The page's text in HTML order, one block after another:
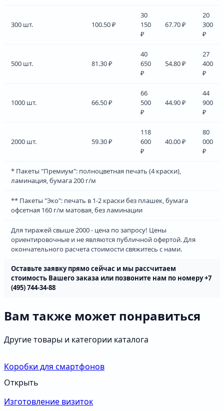
300 шт. 100.50 ₽
30
150
₽
67.70 ₽
20
300
₽
500 шт. 81.30 ₽
40
650
₽
54.80 ₽
27
400
₽
1000 шт. 66.50 ₽
66
500
₽
44.90 ₽
44
900
₽
2000 шт. 59.30 ₽
118
600
₽
40.00 ₽
80
000
₽
* Пакеты "Премиум": полноцветная печать (4 краски),
ламинация, бумага 200 г/м
** Пакеты "Эко": печать в 1-2 краски без плашек, бумага
офсетная 160 г/м матовая, без ламинации
Для тиражей свыше 2000 - цена по запросу! Цены
ориентировочные и не являются публичной офертой. Для
окончательного расчета стоимости свяжитесь с нами.
Оставьте заявку прямо сейчас и мы рассчитаем
cтоимость Вашего заказа или позвоните нам по номеру +7
(495) 744-34-88
Вам также может понравиться
Другие товары и категории каталога
Коробки для смартфонов
Открыть
Изготовление визиток